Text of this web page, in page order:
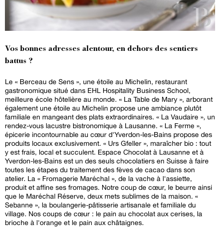
Vos bonnes adresses alentour, en dehors des sentiers
battus ?
Le « Berceau de Sens », une étoile au Michelin, restaurant
gastronomique situé dans EHL Hospitality Business School,
meilleure école hôtelière au monde. « La Table de Mary », arborant
également une étoile au Michelin propose une ambiance plutôt
familiale en mangeant des plats extraordinaires. « La Vaudaire », un
rendez-vous lacustre bistronomique à Lausanne. « La Ferme »,
épicerie incontournable au cœur d'Yverdon-les-Bains propose des
produits locaux exclusivement. « Urs Gfeller », maraîcher bio : tout
y est frais, local et succulent. Espace Chocolat à Lausanne et à
Yverdon-les-Bains est un des seuls chocolatiers en Suisse à faire
toutes les étapes du traitement des fèves de cacao dans son
atelier. La « Fromagerie Maréchal », de la vache à l'assiette,
produit et affine ses fromages. Notre coup de cœur, le beurre ainsi
que le Maréchal Réserve, deux mets sublimes de la maison. «
Sebanne », la boulangerie-pâtisserie artisanale et familiale du
village. Nos coups de cœur : le pain au chocolat aux cerises, la
brioche à l'orange et le pain aux châtaignes.